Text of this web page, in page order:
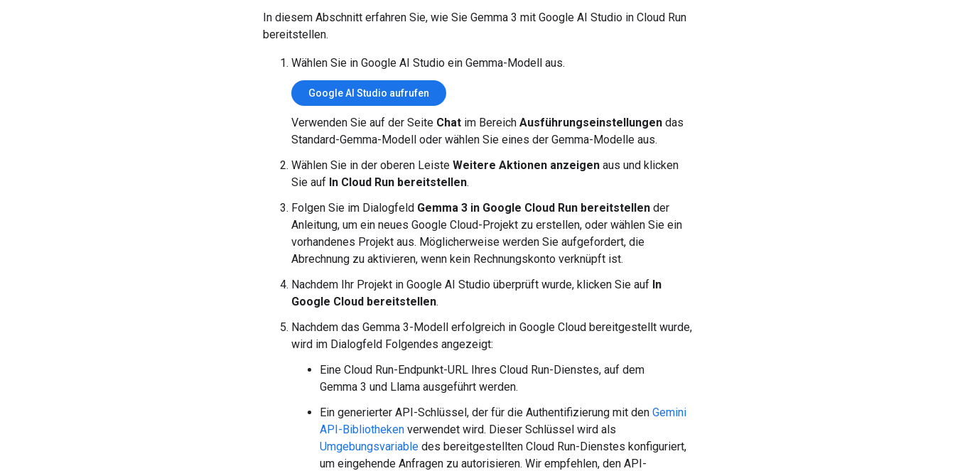
In diesem Abschnitt erfahren Sie, wie Sie Gemma 3 mit Google AI Studio in Cloud Run
bereitstellen.
Wählen Sie in Google AI Studio ein Gemma-Modell aus.
Google AI Studio aufrufen
Verwenden Sie auf der Seite Chat im Bereich Ausführungseinstellungen das
Standard-Gemma-Modell oder wählen Sie eines der Gemma-Modelle aus.
Wählen Sie in der oberen Leiste Weitere Aktionen anzeigen aus und klicken
Sie auf In Cloud Run bereitstellen.
Folgen Sie im Dialogfeld Gemma 3 in Google Cloud Run bereitstellen der
Anleitung, um ein neues Google Cloud-Projekt zu erstellen, oder wählen Sie ein
vorhandenes Projekt aus. Möglicherweise werden Sie aufgefordert, die
Abrechnung zu aktivieren, wenn kein Rechnungskonto verknüpft ist.
Nachdem Ihr Projekt in Google AI Studio überprüft wurde, klicken Sie auf In
Google Cloud bereitstellen.
Nachdem das Gemma 3-Modell erfolgreich in Google Cloud bereitgestellt wurde,
wird im Dialogfeld Folgendes angezeigt:
Eine Cloud Run-Endpunkt-URL Ihres Cloud Run-Dienstes, auf dem
Gemma 3 und Llama ausgeführt werden.
Ein generierter API-Schlüssel, der für die Authentifizierung mit den Gemini
API-Bibliotheken verwendet wird. Dieser Schlüssel wird als
Umgebungsvariable des bereitgestellten Cloud Run-Dienstes konfiguriert,
um eingehende Anfragen zu autorisieren. Wir empfehlen, den API-